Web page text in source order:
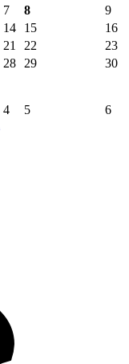
7 8
9
14 15
16
21 22
23
28 29 30
4 5 6